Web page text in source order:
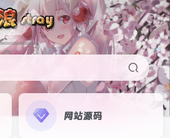
网站源码